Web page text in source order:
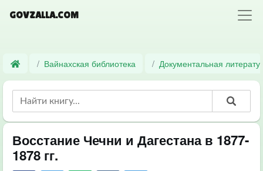
GOVZALLA.COM
Вайнахская библиотека Документальная
Восстание Чечни и Дагестана в 1877-
1878 гг.